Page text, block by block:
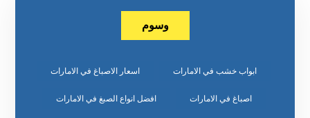
وسوم
ابواب خشب في الامارات اسعار الاصباغ في الامارات
اصباغ في الامارات افضل انواع الصبغ في الامارات